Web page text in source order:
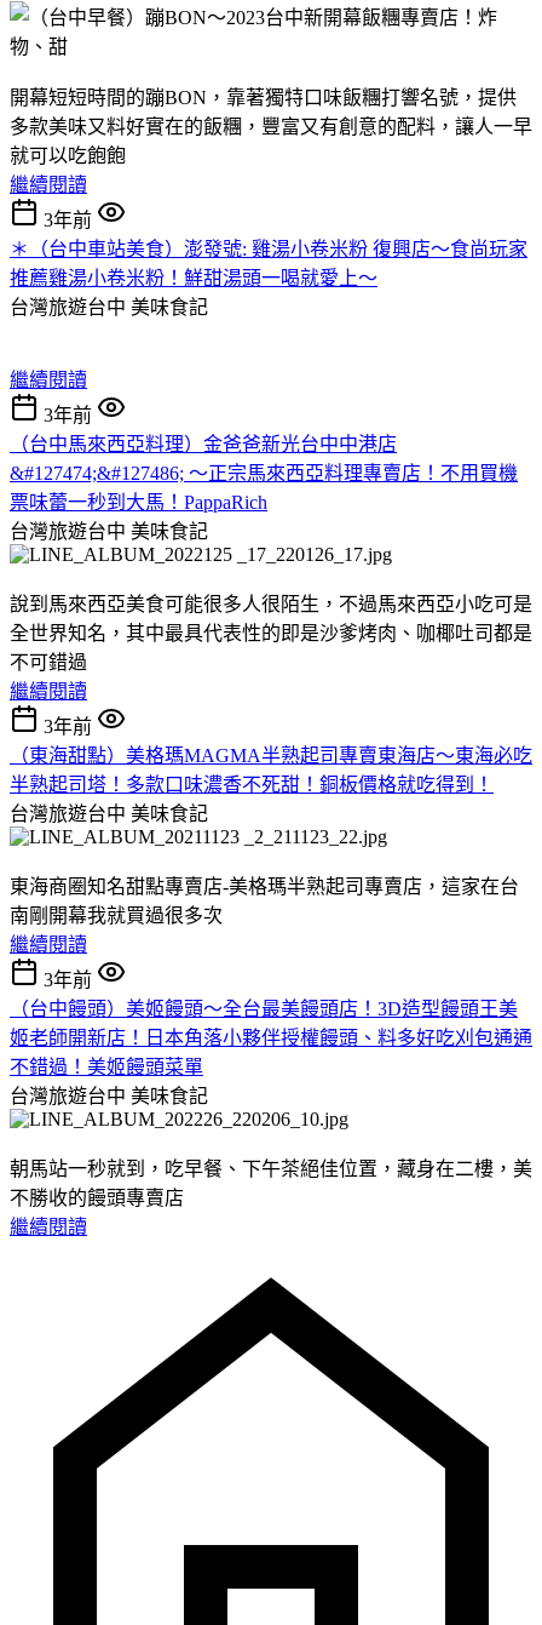
開幕短短時間的蹦BON，靠著獨特口味飯糰打響名號，提供
多款美味又料好實在的飯糰，豐富又有創意的配料，讓人一早
就可以吃飽飽
繼續閱讀
3年前
＊（台中車站美食）澎發號: 雞湯小卷米粉 復興店～食尚玩家
推薦雞湯小卷米粉！鮮甜湯頭一喝就愛上～
台灣旅遊台中 美味食記
繼續閱讀
3年前
（台中馬來西亞料理）金爸爸新光台中中港店
&#127474;&#127486; ～正宗馬來西亞料理專賣店！不用買機
票味蕾一秒到大馬！PappaRich
台灣旅遊台中 美味食記
說到馬來西亞美食可能很多人很陌生，不過馬來西亞小吃可是
全世界知名，其中最具代表性的即是沙爹烤肉、咖椰吐司都是
不可錯過
繼續閱讀
3年前
（東海甜點）美格瑪MAGMA半熟起司專賣東海店～東海必吃
半熟起司塔！多款口味濃香不死甜！銅板價格就吃得到！
台灣旅遊台中 美味食記
東海商圈知名甜點專賣店-美格瑪半熟起司專賣店，這家在台
南剛開幕我就買過很多次
繼續閱讀
3年前
（台中饅頭）美姬饅頭～全台最美饅頭店！3D造型饅頭王美
姬老師開新店！日本角落小夥伴授權饅頭、料多好吃刈包通通
不錯過！美姬饅頭菜單
台灣旅遊台中 美味食記
朝馬站一秒就到，吃早餐、下午茶絕佳位置，藏身在二樓，美
不勝收的饅頭專賣店
繼續閱讀